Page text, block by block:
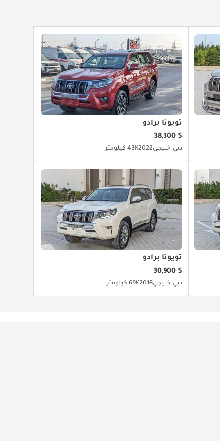
تويوتا برادو
$ 38,300
دبي خليجي202243K كيلومتر
تويوتا برادو
$ 30,900
دبي خليجي201869K كيلومتر